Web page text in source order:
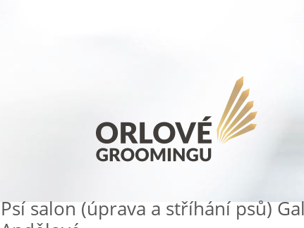
Psí salon (úprava a stříhání psů)